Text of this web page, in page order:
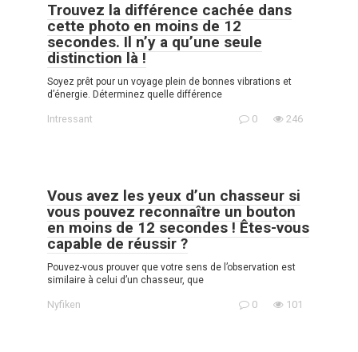
Trouvez la différence cachée dans
cette photo en moins de 12
secondes. Il n’y a qu’une seule
distinction là !
Soyez prêt pour un voyage plein de bonnes vibrations et
d’énergie. Déterminez quelle différence
Intressant 0 246
Vous avez les yeux d’un chasseur si
vous pouvez reconnaître un bouton
en moins de 12 secondes ! Êtes-vous
capable de réussir ?
Pouvez-vous prouver que votre sens de l’observation est
similaire à celui d’un chasseur, que
Nyfiken 0 101